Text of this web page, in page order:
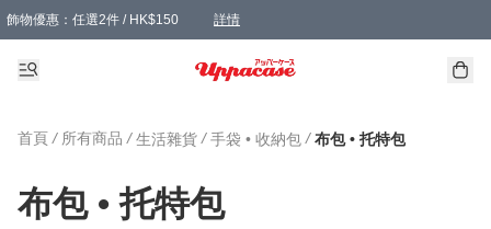
飾物優惠：任選2件 / HK$150 詳情
髮飾優惠：任選2件 / HK$100 詳情
精選襪子優惠：任選3對 / HK$115 詳情
滿額免運：本地訂單滿港幣350元可享免運費優惠
首頁 / 所有商品 / 生活雜貨 / 手袋 • 收納包 / 布包 • 托特包
布包 • 托特包